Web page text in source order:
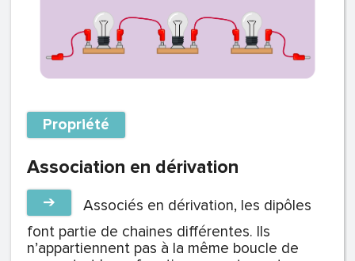
Propriété
Association en dérivation
➔
Associés en dérivation, les dipôles
font partie de chaines différentes. Ils
n’appartiennent pas à la même boucle de